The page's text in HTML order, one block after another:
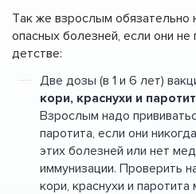
Так же взрослым обязательно
опасных болезней, если они не
детстве:
Две дозы (в 1 и 6 лет)
кори, краснухи и
Взрослым надо
паротита, если они
этих болезней или нет
иммунизации. Проверить
кори, краснухи и